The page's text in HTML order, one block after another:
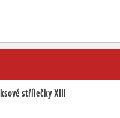
střílečky XIII